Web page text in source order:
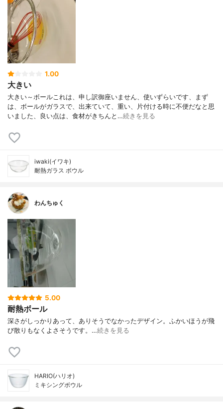
1.00
大きい
大きい～ボールこれは、申し訳御座いません、使いずらいです、まず
は、ボールがガラスで、出来ていて、重い、片付ける時に不便だなと思
いました、良い点は、食材がきちんと…続きを見る
iwaki(イワキ)
耐熱ガラス ボウル
わんちゅく
5.00
耐熱ボール
深さがしっかりあって、ありそうでなかったデザイン。ふかいほうが飛
び散りもなくよさそうです。…続きを見る
HARIO(ハリオ)
ミキシングボウル